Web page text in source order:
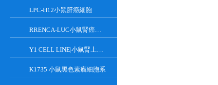
LPC-H12小鼠肝癌細胞
RRENCA-LUC小鼠腎癌細胞LUC轉染株
Y1 CELL LINE|小鼠腎上腺皮質瘤細胞
K1735 小鼠黑色素瘤細胞系